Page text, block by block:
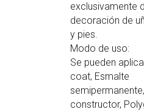
exclusivamente
decoración de
y pies.
Modo de uso:
Se pueden
coat, Esmalte
semipermanente,
constructor,